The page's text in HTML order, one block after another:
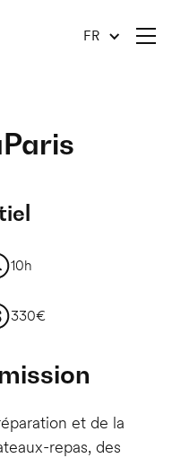
FR
Paris
10h
330€
et de la
repas, des